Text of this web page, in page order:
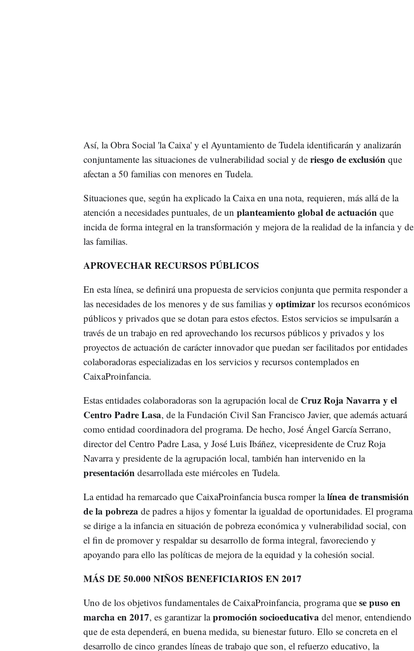
Así, la Obra Social 'la Caixa' y el Ayuntamiento de Tudela identificarán y analizarán
conjuntamente las situaciones de vulnerabilidad social y deriesgo de exclusión que
afectan a 50 familias con menores en Tudela.
Situaciones que, según ha explicado la Caixa en una nota, requieren, más allá de la
atención a necesidades puntuales, de un planteamiento global de actuación que
incida de forma integral en la transformación y mejora de la realidad de la infancia y de
las familias.
APROVECHAR RECURSOS PÚBLICOS
En esta línea, se definirá una propuesta de servicios conjunta que permita responder a
las necesidades de los menores y de sus familias y optimizarlos recursos económicos
públicos y privados que se dotan para estos efectos. Estos servicios se impulsarán a
través de un trabajo en red aprovechando los recursos públicos y privados y los
proyectos de actuación de carácter innovador que puedan ser facilitados por entidades
colaboradoras especializadas en los servicios y recursos contemplados en
CaixaProinfancia.
Estas entidades colaboradoras son la agrupación local de Cruz Roja Navarra y el
Centro Padre Lasa, de la Fundación Civil San Francisco Javier, que además actuará
como entidad coordinadora del programa. De hecho, José Ángel García Serrano,
director del Centro Padre Lasa, y José Luis Ibáñez, vicepresidente de Cruz Roja
Navarra y presidente de la agrupación local, también han intervenido en la
presentación desarrollada este miércoles en Tudela.
La entidad ha remarcado que CaixaProinfancia busca romper lalínea de transmisión
de la pobreza de padres a hijos y fomentar la igualdad de oportunidades. El programa
se dirige a la infancia en situación de pobreza económica y vulnerabilidad social, con
el fin de promover y respaldar su desarrollo de forma integral, favoreciendo y
apoyando para ello las políticas de mejora de la equidad y la cohesión social.
MÁS DE 50.000 NIÑOS BENEFICIARIOS EN 2017
Uno de los objetivos fundamentales de CaixaProinfancia, programa quese puso en
marcha en 2017, es garantizar lapromoción socioeducativa del menor, entendiendo
que de esta dependerá, en buena medida, su bienestar futuro. Ello se concreta en el
desarrollo de cinco grandes líneas de trabajo que son, el refuerzo educativo, la